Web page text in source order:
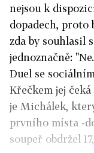
nejsou k
dopadech, proto
zda by souhlasil
jednoznačně:
Duel se
Křečkem jej
je Michálek,
prvního místa -
soupeř obdržel